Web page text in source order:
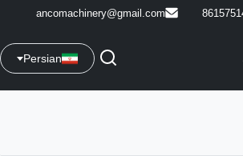
ancomachinery@gmail.com
Persian